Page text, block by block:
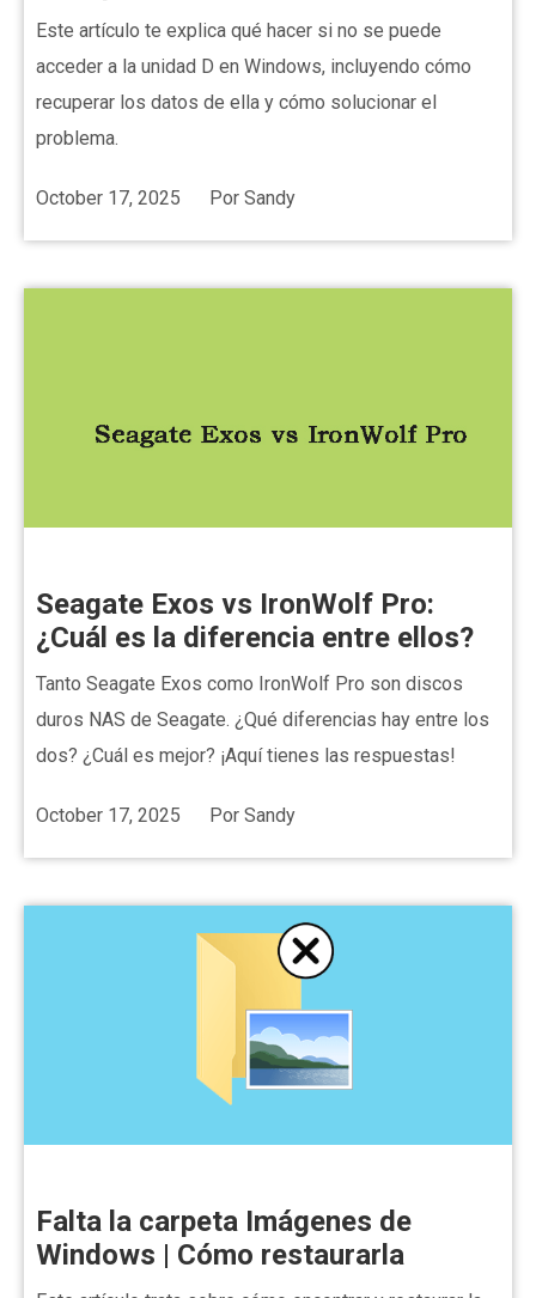
Este artículo te explica qué hacer si no se puede
acceder a la unidad D en Windows, incluyendo cómo
recuperar los datos de ella y cómo solucionar el
problema.
October 17, 2025 Por Sandy
Seagate Exos vs IronWolf Pro:
¿Cuál es la diferencia entre ellos?
Tanto Seagate Exos como IronWolf Pro son discos
duros NAS de Seagate. ¿Qué diferencias hay entre los
dos? ¿Cuál es mejor? ¡Aquí tienes las respuestas!
October 17, 2025 Por Sandy
Falta la carpeta Imágenes de
Windows | Cómo restaurarla